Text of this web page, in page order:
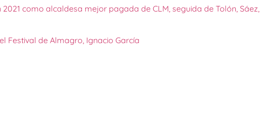
2021 como alcaldesa mejor pagada de CLM, seguida de Tolón, Sáez,
Festival de Almagro, Ignacio García